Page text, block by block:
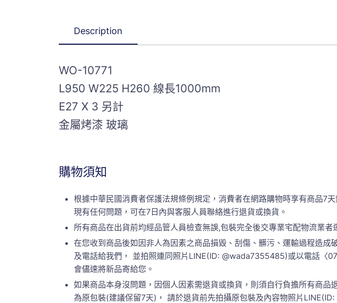
Description
WO-10771
L950 W225 H260 線長1000mm
E27 X 3 另計
金屬烤漆 玻璃
購物須知
根據中華民國消費者保護法規條例規定，消費者在網路購物時享有商品7
現有任何問題，可在7日內與客服人員聯絡進行退貨或換貨。
所有商品在出貨前均經品管人員檢查無誤,包裝完全後交專業宅配物流業者
在您收到商品後如因非人為因素之商品損毀、刮傷、髒污、運輸過程造
及電話給我們， 並拍照連同照片LINE(ID: @wada7355485)或以電話〈
會儘速將新品寄給您。
如果商品本身沒問題，因個人因素需退貨或換貨，則須自行負擔所有商
為原包裝(建議保留7天)， 請於退貨前先拍攝原包裝及內容物照片